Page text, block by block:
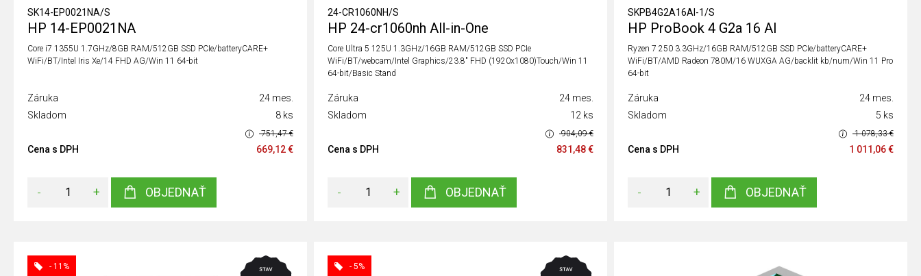
SK14-EP0021NA/S
HP 14-EP0021NA
Core i7 1355U 1.7GHz/8GB RAM/512GB SSD PCIe/batteryCARE+
WiFi/BT/Intel Iris Xe/14 FHD AG/Win 11 64-bit
Záruka
24 mes.
Skladom
8 ks
751,47 €
Cena s DPH 669,12 €
- + OBJEDNAŤ
24-CR1060NH/S
HP 24-cr1060nh All-in-One
Core Ultra 5 125U 1.3GHz/16GB RAM/512GB SSD PCIe
WiFi/BT/webcam/Intel Graphics/23.8" FHD (1920x1080)Touch/Win 11
64-bit/Basic Stand
Záruka
24 mes.
Skladom
12 ks
904,09 €
Cena s DPH 831,48 €
- + OBJEDNAŤ
SKPB4G2A16AI-1/S
HP ProBook 4 G2a 16 AI
Ryzen 7 250 3.3GHz/16GB RAM/512GB SSD PCIe/batteryCARE+
WiFi/BT/AMD Radeon 780M/16 WUXGA AG/backlit kb/num/Win 11 Pro
64-bit
Záruka
24 mes.
Skladom
5 ks
1 078,33 €
Cena s DPH 1 011,06 €
- + OBJEDNAŤ
- 11% - 5%